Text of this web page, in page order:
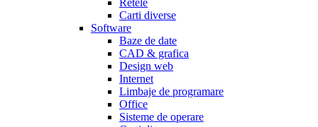
Retele
Carti diverse
Software
Baze de date
CAD & grafica
Design web
Internet
Limbaje de programare
Office
Sisteme de operare